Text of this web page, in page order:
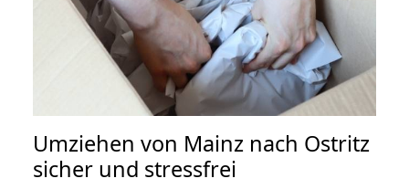
Umziehen von Mainz nach Ostritz
sicher und stressfrei